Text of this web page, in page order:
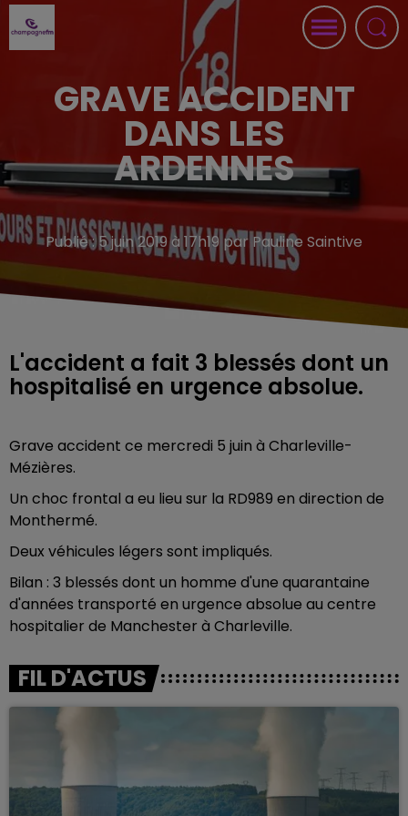
GRAVE ACCIDENT
DANS LES
ARDENNES
Publié : 5 juin 2019 à 17h19 par Pauline Saintive
L'accident a fait 3 blessés dont un
hospitalisé en urgence absolue.
Grave accident ce mercredi 5 juin à Charleville-
Mézières.
Un choc frontal a eu lieu sur la RD989 en direction de
Monthermé.
Deux véhicules légers sont impliqués.
Bilan : 3 blessés dont un homme d'une quarantaine
d'années transporté en urgence absolue au centre
hospitalier de Manchester à Charleville.
FIL D'ACTUS